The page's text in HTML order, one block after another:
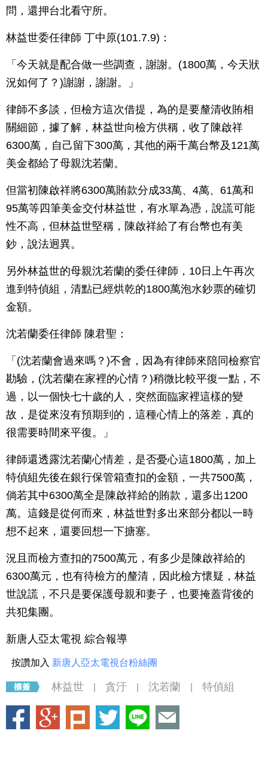
問，還押台北看守所。
林益世委任律師 丁中原(101.7.9)：
「今天就是配合做一些調查，謝謝。(1800萬，今天狀
況如何了？)謝謝，謝謝。」
律師不多談，但檢方這次借提，為的是要釐清收賄相
關細節，據了解，林益世向檢方供稱，收了陳啟祥
6300萬，自己留下300萬，其他的兩千萬台幣及121萬
美金都給了母親沈若蘭。
但當初陳啟祥將6300萬賄款分成33萬、4萬、61萬和
95萬等四筆美金交付林益世，有水單為憑，說謊可能
性不高，但林益世堅稱，陳啟祥給了有台幣也有美
鈔，說法迥異。
另外林益世的母親沈若蘭的委任律師，10日上午再次
進到特偵組，清點已經烘乾的1800萬泡水鈔票的確切
金額。
沈若蘭委任律師 陳君聖：
「(沈若蘭會過來嗎？)不會，因為有律師來陪同檢察官
勘驗，(沈若蘭在家裡的心情？)稍微比較平復一點，不
過，以一個快七十歲的人，突然面臨家裡這樣的變
故，是從來沒有預期到的，這種心情上的落差，真的
很需要時間來平復。」
律師還透露沈若蘭心情差，是否憂心這1800萬，加上
特偵組先後在銀行保管箱查扣的金額，一共7500萬，
倘若其中6300萬全是陳啟祥給的賄款，還多出1200
萬。這錢是從何而來，林益世對多出來部分都以一時
想不起來，還要回想一下搪塞。
況且而檢方查扣的7500萬元，有多少是陳啟祥給的
6300萬元，也有待檢方的釐清，因此檢方懷疑，林益
世說謊，不只是要保護母親和妻子，也要掩蓋背後的
共犯集團。
新唐人亞太電視 綜合報導
按讚加入 新唐人亞太電視台粉絲團
林益世 貪汙 沈若蘭 特偵組